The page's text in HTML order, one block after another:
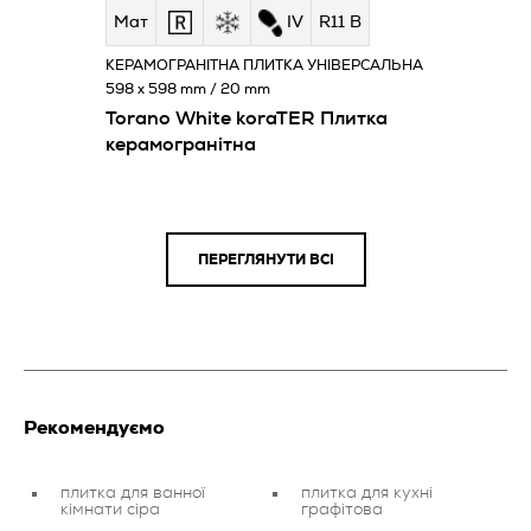
Мат IV R11 B
Torano White koraTER Плитка
керамогранітна
КЕРАМОГРАНІТНА ПЛИТКА УНІВЕРСАЛЬНА
598 x 598 mm / 20 mm
ПЕРЕГЛЯНУТИ ВСІ
Рекомендуємо
плитка для ванної
кімнати сіра
плитка для кухні
графітова